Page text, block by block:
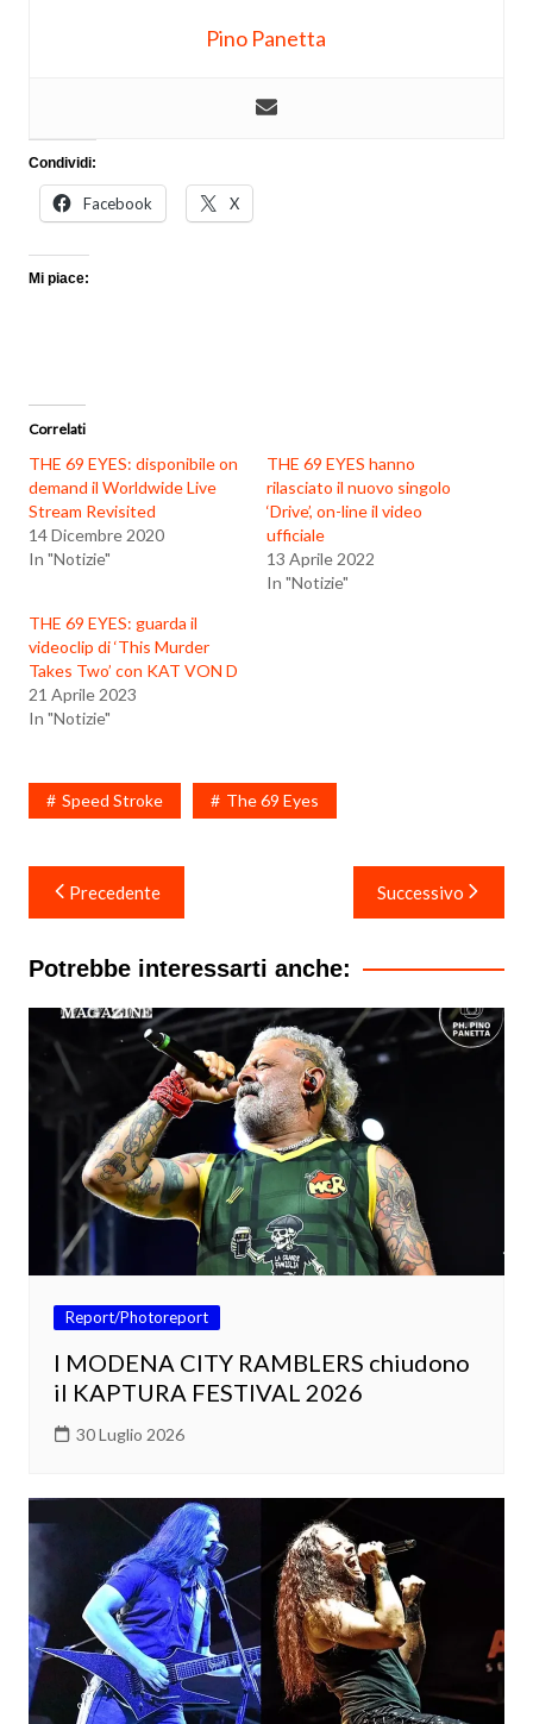
Pino Panetta
Condividi:
Facebook X
Mi piace:
Correlati
THE 69 EYES: disponibile on
demand il Worldwide Live
Stream Revisited
14 Dicembre 2020
In "Notizie"
THE 69 EYES hanno
rilasciato il nuovo singolo
‘Drive’, on-line il video
ufficiale
13 Aprile 2022
In "Notizie"
THE 69 EYES: guarda il
videoclip di ‘This Murder
Takes Two’ con KAT VON D
21 Aprile 2023
In "Notizie"
Speed Stroke The 69 Eyes
Navigazione
articoli
Precedente Successivo
Potrebbe interessarti anche:
Report/Photoreport
I MODENA CITY RAMBLERS chiudono
il KAPTURA FESTIVAL 2026
30 Luglio 2026